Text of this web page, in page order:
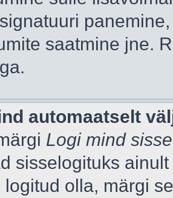
saatmine jne.
automaatselt
Logi mind
sisselogituks
logitud olla, märgi